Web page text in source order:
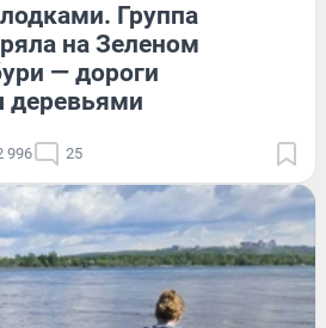
Группа
на Зеленом
— дороги
деревьями
996 25